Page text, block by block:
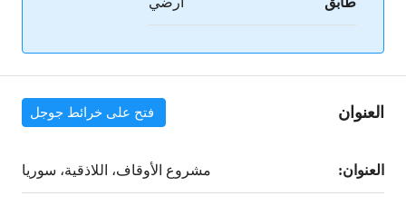
العنوان فتح على خرائط جوجل
العنوان: مشروع الأوقاف، اللاذقية، سوريا